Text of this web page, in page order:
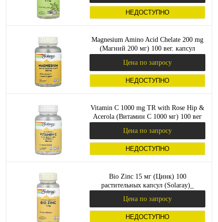
НЕДОСТУПНО
Magnesium Amino Acid Chelate 200 mg
(Магний 200 мг) 100 вег. капсул
Цена по запросу
НЕДОСТУПНО
Vitamin C 1000 mg TR with Rose Hip &
Acerola (Витамин C 1000 мг) 100 вег
Цена по запросу
НЕДОСТУПНО
Bio Zinc 15 мг (Цинк) 100
растительных капсул (Solaray)_
Цена по запросу
НЕДОСТУПНО